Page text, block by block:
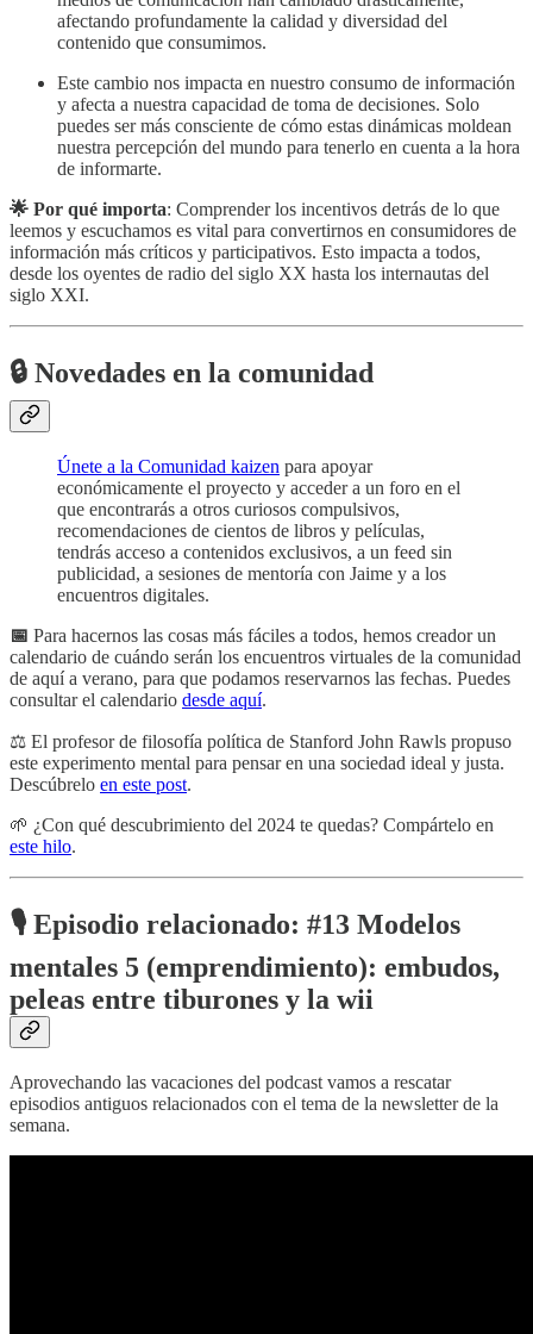
afectando profundamente la calidad y diversidad del
contenido que consumimos.
Este cambio nos impacta en nuestro consumo de información
y afecta a nuestra capacidad de toma de decisiones. Solo
puedes ser más consciente de cómo estas dinámicas moldean
nuestra percepción del mundo para tenerlo en cuenta a la hora
de informarte.
🌟 Por qué importa: Comprender los incentivos detrás de lo que
leemos y escuchamos es vital para convertirnos en consumidores de
información más críticos y participativos. Esto impacta a todos,
desde los oyentes de radio del siglo XX hasta los internautas del
siglo XXI.
🔒 Novedades en la comunidad
Únete a la Comunidad kaizen para apoyar
económicamente el proyecto y acceder a un foro en el
que encontrarás a otros curiosos compulsivos,
recomendaciones de cientos de libros y películas,
tendrás acceso a contenidos exclusivos, a un feed sin
publicidad, a sesiones de mentoría con Jaime y a los
encuentros digitales.
📅 Para hacernos las cosas más fáciles a todos, hemos creador un
calendario de cuándo serán los encuentros virtuales de la comunidad
de aquí a verano, para que podamos reservarnos las fechas. Puedes
consultar el calendario desde aquí.
⚖️ El profesor de filosofía política de Stanford John Rawls propuso
este experimento mental para pensar en una sociedad ideal y justa.
Descúbrelo en este post.
🌱 ¿Con qué descubrimiento del 2024 te quedas? Compártelo en
este hilo.
🎙️ Episodio relacionado: #13 Modelos
mentales 5 (emprendimiento): embudos,
peleas entre tiburones y la wii
Aprovechando las vacaciones del podcast vamos a rescatar
episodios antiguos relacionados con el tema de la newsletter de la
semana.